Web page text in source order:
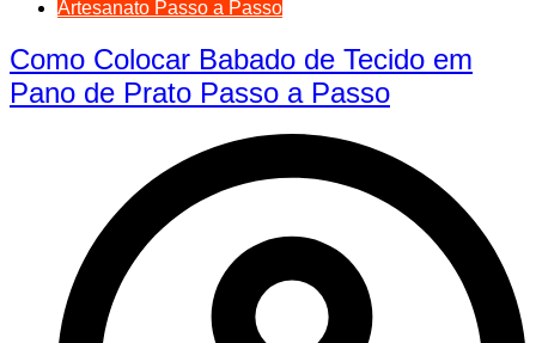
Artesanato Passo a Passo
Como Colocar Babado de Tecido em
Pano de Prato Passo a Passo